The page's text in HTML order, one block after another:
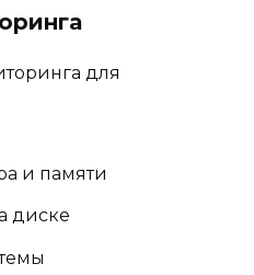
для
и памяти
диске